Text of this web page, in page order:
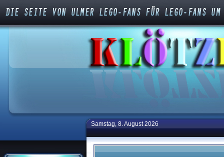
Samstag, 8. August 2026